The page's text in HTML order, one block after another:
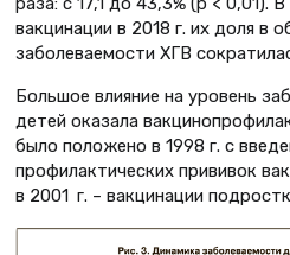
вакцинации в 2018 г. их доля в
заболеваемости ХГВ
Большое влияние на уровень
детей оказала
было положено в 1998 г. с
профилактических прививок
в 2001 г. – вакцинации